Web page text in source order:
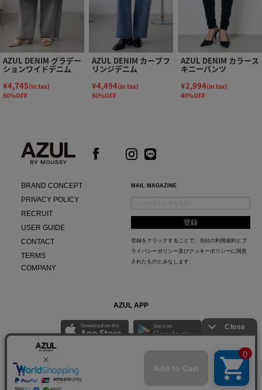
AZUL DENIM グラデー
ションワイドデニム
¥4,745(in tax)
50%OFF
AZUL DENIM カーブフ
リンジデニム
¥4,494(in tax)
50%OFF
AZUL DENIM カラース
キニーパンツ
¥2,994(in tax)
40%OFF
BRAND CONCEPT
PRIVACY POLICY
RECRUIT
USER GUIDE
CONTACT
TERMS
COMPANY
MAIL MAGAZINE
登録をクリックすることで、当社の利用規約と プ
ライバシーポリシー及びクッキーポリシー に同意
されたものとみなします。
AZUL APP
最新ニュースやスタイリング紹介までAZUL BY MOUSSYのお得な情報がいち早くチェック